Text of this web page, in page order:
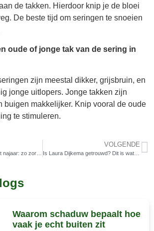
de takken. Hierdoor knip je de bloei
De beste tijd om seringen te snoeien
oude of jonge tak van de sering in
zijn meestal dikker, grijsbruin, en
jonge uitlopers. Jonge takken zijn
buigen makkelijker. Knip vooral de oude
te stimuleren.
VOLGENDE
Is Laura Dijkema getrouwd? Dit is wat ze zelf zegt over haar liefdesleven
Waarom schaduw bepaalt hoe
vaak je echt buiten zit